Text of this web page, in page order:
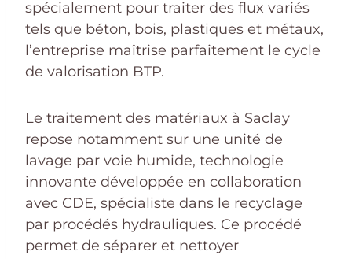
spécialement pour traiter des flux variés
tels que béton, bois, plastiques et métaux,
l’entreprise maîtrise parfaitement le cycle
de valorisation BTP.
Le traitement des matériaux à Saclay
repose notamment sur une unité de
lavage par voie humide, technologie
innovante développée en collaboration
avec CDE, spécialiste dans le recyclage
par procédés hydrauliques. Ce procédé
permet de séparer et nettoyer